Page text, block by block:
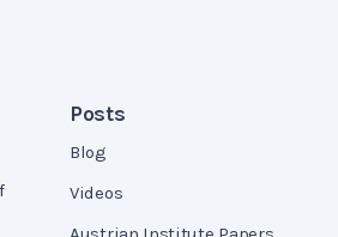
Posts
Blog
Videos